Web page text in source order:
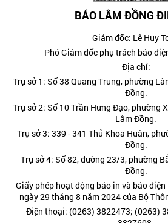
BÁO LÂM ĐỒNG
Giám đốc: Lê Huy
Phó Giám đốc phụ trách báo
Địa chỉ:
Trụ sở 1: Số 38 Quang Trung, phường
Đồng.
Trụ sở 2: Số 10 Trần Hưng Đạo, phường
Lâm Đồng.
Trụ sở 3: 339 - 341 Thủ Khoa Huân,
Đồng.
Trụ sở 4: Số 82, đường 23/3, phường
Đồng.
Giấy phép hoạt động báo in và báo
ngày 29 tháng 8 năm 2024 của Bộ
Điện thoại: (0263) 3822473; (0263)